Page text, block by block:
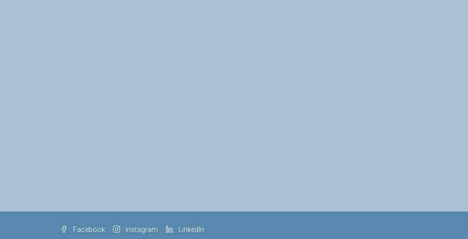
Facebook Instagram LinkedIn